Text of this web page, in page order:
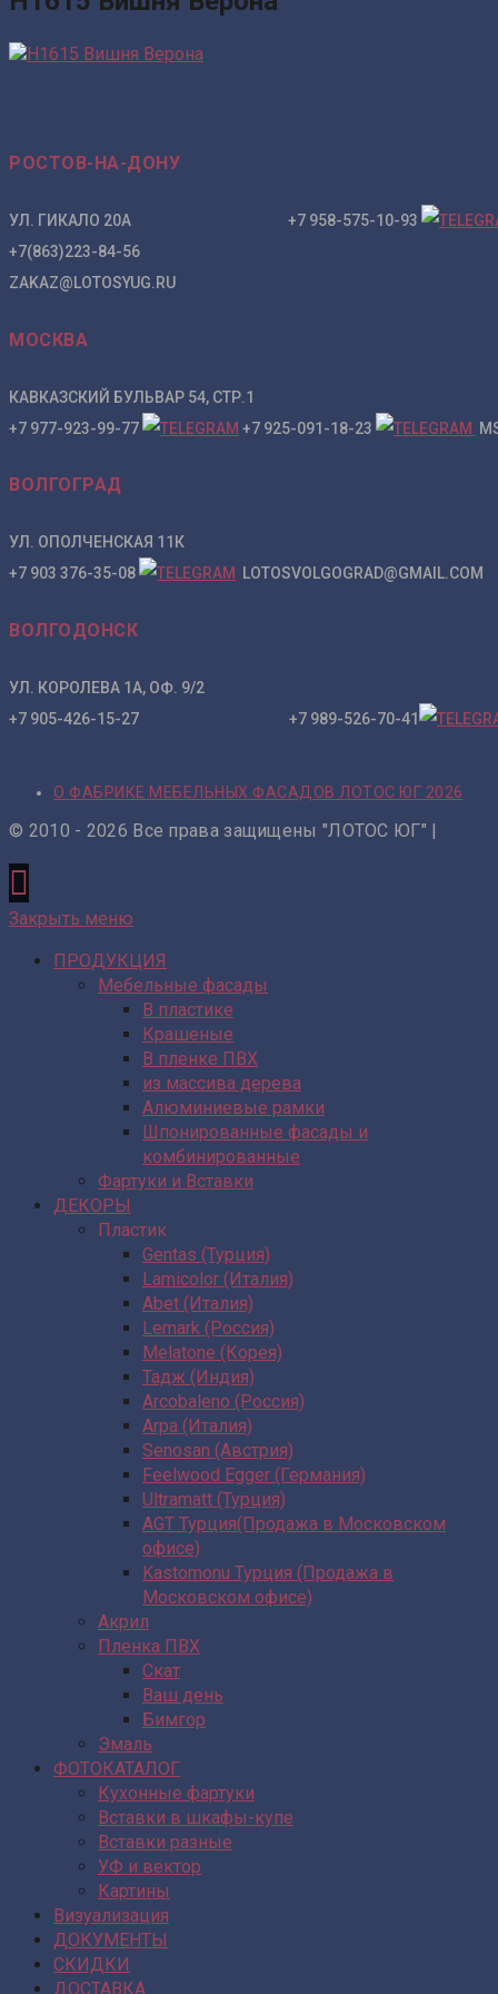
РОСТОВ-НА-ДОНУ
УЛ. ГИКАЛО 20А +7 958-575-10-93
+7(863)223-84-56
ZAKAZ@LOTOSYUG.RU
МОСКВА
КАВКАЗСКИЙ БУЛЬВАР 54, СТР.1
+7 977-923-99-77
+7 925-091-18-23
ВОЛГОГРАД
УЛ. ОПОЛЧЕНСКАЯ 11К
+7 903 376-35-08
LOTOSVOLGOGRAD@GMAIL.COM
ВОЛГОДОНСК
УЛ. КОРОЛЕВА 1А, ОФ. 9/2
+7 905-426-15-27 +7 989-526-70-41
О ФАБРИКЕ МЕБЕЛЬНЫХ ФАСАДОВ ЛОТОС ЮГ 2026
© 2010 - 2026 Все права защищены "ЛОТОС ЮГ" |
Закрыть меню
ПРОДУКЦИЯ
Мебельные фасады
В пластике
Крашеные
В пленке ПВХ
из массива дерева
Алюминиевые рамки
Шпонированные фасады и
комбинированные
Фартуки и Вставки
ДЕКОРЫ
Пластик
Gentas (Турция)
Lamicolor (Италия)
Abet (Италия)
Lemark (Россия)
Melatone (Корея)
Тадж (Индия)
Arcobaleno (Россия)
Arpa (Италия)
Senosan (Австрия)
Feelwood Egger (Германия)
Ultramatt (Турция)
AGT Турция(Продажа в Московском
офисе)
Kastomonu Турция (Продажа в
Московском офисе)
Акрил
Пленка ПВХ
Скат
Ваш день
Бимгор
Эмаль
ФОТОКАТАЛОГ
Кухонные фартуки
Вставки в шкафы-купе
Вставки разные
УФ и вектор
Картины
Визуализация
ДОКУМЕНТЫ
СКИДКИ
ДОСТАВКА